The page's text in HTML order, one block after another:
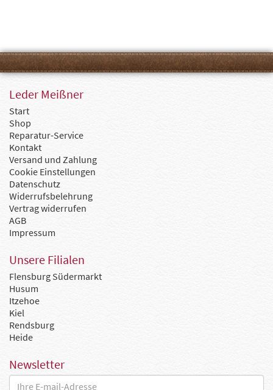
Leder Meißner
Start
Shop
Reparatur-Service
Kontakt
Versand und Zahlung
Cookie Einstellungen
Datenschutz
Widerrufsbelehrung
Vertrag widerrufen
AGB
Impressum
Unsere Filialen
Flensburg Südermarkt
Husum
Itzehoe
Kiel
Rendsburg
Heide
Newsletter